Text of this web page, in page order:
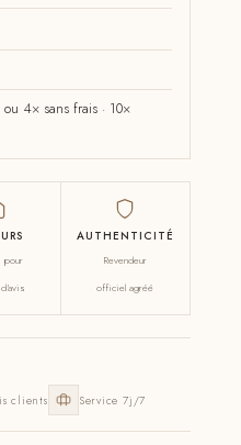
4× sans frais · 10×
pour
AUTHENTICITÉ
Revendeur
officiel agréé
clients
Service 7j/7